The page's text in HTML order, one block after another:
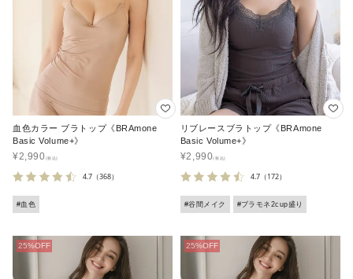
血色カラー ブラトップ《BRAmone
Basic Volume+》
¥2,990
4.7 （368）
#血色
リブレースブラトップ《BRAmone
Basic Volume+》
¥2,990
4.7（172）
#谷間メイク #ブラモネ2cup盛り